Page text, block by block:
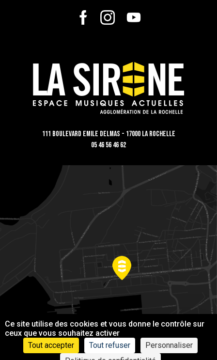
Ce site utilise des cookies et vous donne le contrôle sur
ceux que vous souhaitez activer
Tout accepter
Tout refuser
Personnaliser
111 Boulevard Emile Delmas - 17000 La Rochelle
05 46 56 46 62